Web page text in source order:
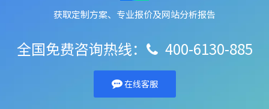
获取定制方案、专业报价及网站分析报告
全国免费咨询热线：  400-6130-885
在线客服